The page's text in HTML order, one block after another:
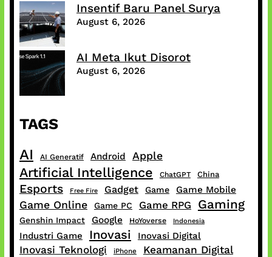
Insentif Baru Panel Surya
August 6, 2026
AI Meta Ikut Disorot
August 6, 2026
TAGS
AI AI Generatif Android Apple
Artificial Intelligence ChatGPT China
Esports Free Fire Gadget Game Game Mobile
Game Online Game PC Game RPG Gaming
Genshin Impact Google HoYoverse Indonesia
Industri Game Inovasi Inovasi Digital
Inovasi Teknologi iPhone
Keamanan Digital